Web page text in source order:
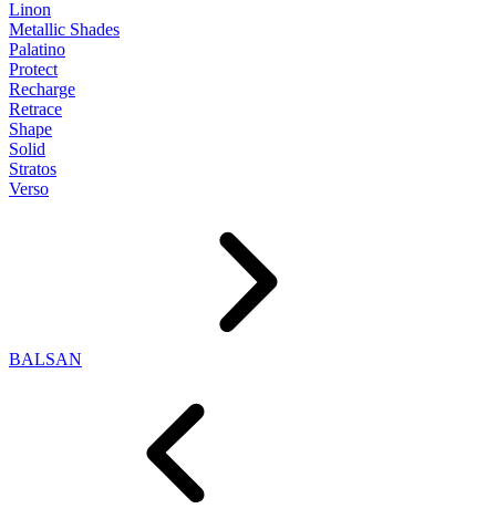
Linon
Metallic Shades
Palatino
Protect
Recharge
Retrace
Shape
Solid
Stratos
Verso
BALSAN